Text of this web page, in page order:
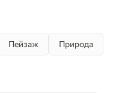
Пейзаж Природа